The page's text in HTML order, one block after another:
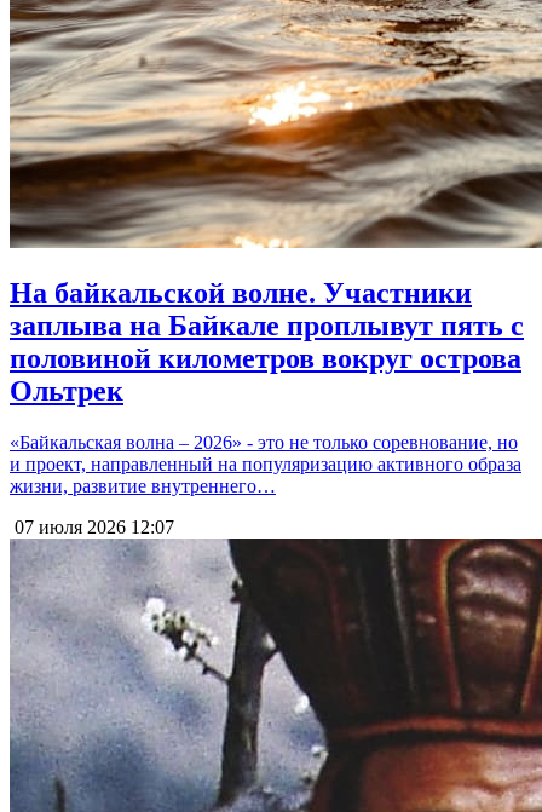
На байкальской волне. Участники
заплыва на Байкале проплывут пять с
половиной километров вокруг острова
Ольтрек
«Байкальская волна – 2026» - это не только соревнование, но
и проект, направленный на популяризацию активного образа
жизни, развитие внутреннего…
07 июля 2026 12:07